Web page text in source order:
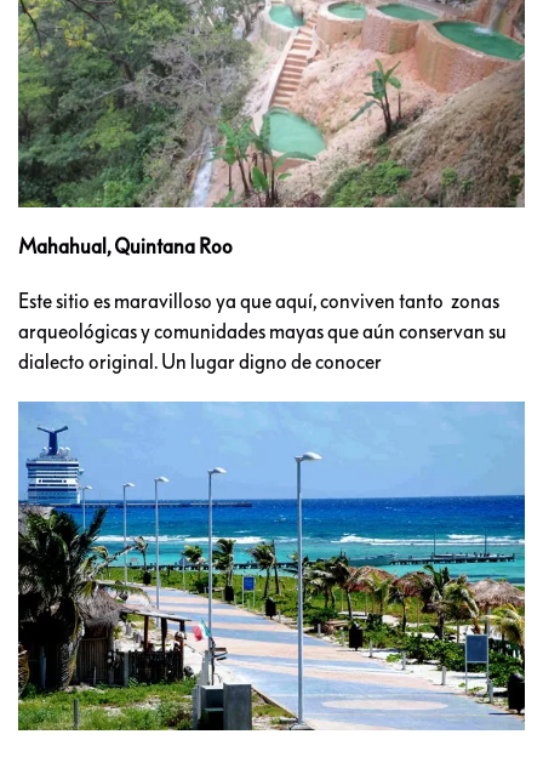
Mahahual, Quintana Roo
Este sitio es maravilloso ya que aquí, conviven tanto zonas
arqueológicas y comunidades mayas que aún conservan su
dialecto original. Un lugar digno de conocer